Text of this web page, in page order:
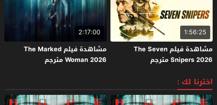
1:56:25
مشاهدة فيلم The Seven
Snipers 2026 مترجم
2:17:00
مشاهدة فيلم The Marked
Woman 2026 مترجم
اخترنا لك :